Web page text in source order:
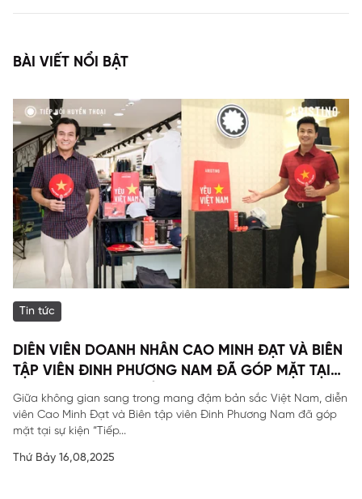
BÀI VIẾT NỔI BẬT
Tin tức
DIỄN VIÊN DOANH NHÂN CAO MINH ĐẠT VÀ BIÊN
TẬP VIÊN ĐINH PHƯƠNG NAM ĐÃ GÓP MẶT TẠI
SỰ KIỆN ĐẶC BIỆT CỦA ARISTINO.
Giữa không gian sang trong mang đậm bản sắc Việt Nam, diễn
viên Cao Minh Đạt và Biên tập viên Đinh Phương Nam đã góp
mặt tại sự kiện “Tiếp...
Thứ Bảy 16,08,2025